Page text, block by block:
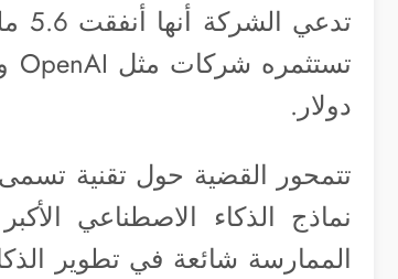
دولار.
تتمحور القضية حول تقنية
نماذج الذكاء الاصطناعي